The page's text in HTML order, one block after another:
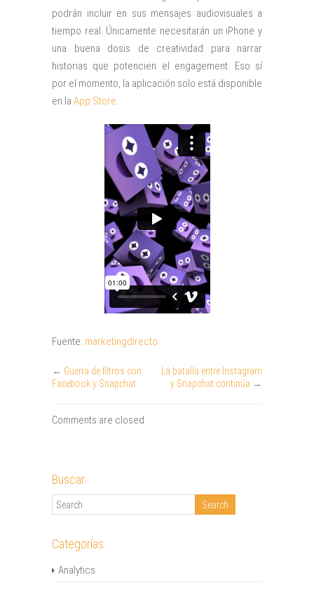
podrán incluir en sus mensajes audiovisuales a
tiempo real. Únicamente necesitarán un iPhone y
una buena dosis de creatividad para narrar
historias que potencien el engagement. Eso sí
por el momento, la aplicación solo está disponible
en la App Store.
Fuente: marketingdirecto
← Guerra de filtros con
Facebook y Snapchat
La batalla entre Instagram
y Snapchat continúa →
Comments are closed.
Buscar
Categorías
Analytics